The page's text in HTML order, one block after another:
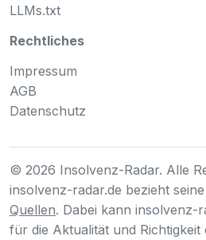
LLMs.txt
Rechtliches
Impressum
AGB
Datenschutz
© 2026 Insolvenz-Radar. Alle
insolvenz-radar.de bezieht
Quellen. Dabei kann insolvenz-
für die Aktualität und Richtigkeit